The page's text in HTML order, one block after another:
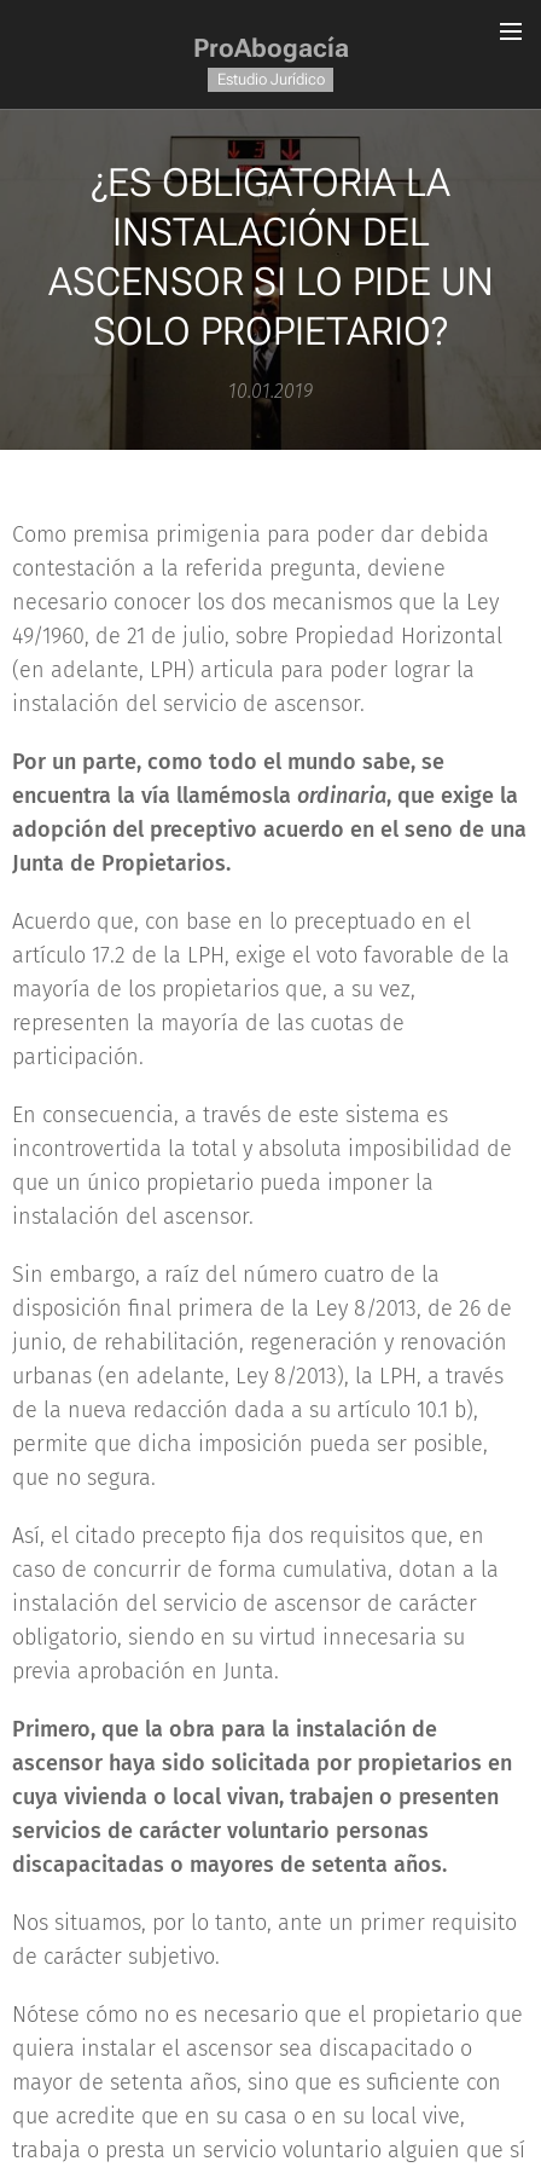
ProAbogacía
Estudio Jurídico
¿ES OBLIGATORIA LA
INSTALACIÓN DEL
ASCENSOR SI LO PIDE UN
SOLO PROPIETARIO?
10.01.2019
Como premisa primigenia para poder dar debida
contestación a la referida pregunta, deviene
necesario conocer los dos mecanismos que la Ley
49/1960, de 21 de julio, sobre Propiedad Horizontal
(en adelante, LPH) articula para poder lograr la
instalación del servicio de ascensor.
Por un parte, como todo el mundo sabe, se
encuentra la vía llamémosla ordinaria, que exige la
adopción del preceptivo acuerdo en el seno de una
Junta de Propietarios.
Acuerdo que, con base en lo preceptuado en el
artículo 17.2 de la LPH, exige el voto favorable de la
mayoría de los propietarios que, a su vez,
representen la mayoría de las cuotas de
participación.
En consecuencia, a través de este sistema es
incontrovertida la total y absoluta imposibilidad de
que un único propietario pueda imponer la
instalación del ascensor.
Sin embargo, a raíz del número cuatro de la
disposición final primera de la Ley 8/2013, de 26 de
junio, de rehabilitación, regeneración y renovación
urbanas (en adelante, Ley 8/2013), la LPH, a través
de la nueva redacción dada a su artículo 10.1 b),
permite que dicha imposición pueda ser posible,
que no segura.
Así, el citado precepto fija dos requisitos que, en
caso de concurrir de forma cumulativa, dotan a la
instalación del servicio de ascensor de carácter
obligatorio, siendo en su virtud innecesaria su
previa aprobación en Junta.
Primero, que la obra para la instalación de
ascensor haya sido solicitada por propietarios en
cuya vivienda o local vivan, trabajen o presenten
servicios de carácter voluntario personas
discapacitadas o mayores de setenta años.
Nos situamos, por lo tanto, ante un primer requisito
de carácter subjetivo.
Nótese cómo no es necesario que el propietario que
quiera instalar el ascensor sea discapacitado o
mayor de setenta años, sino que es suficiente con
que acredite que en su casa o en su local vive,
trabaja o presta un servicio voluntario alguien que sí